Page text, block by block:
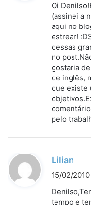
Oi
(assinei a
aqui no
estrear!
dessas
no
gostaria
de inglês,
que existe
pelo
Lilian
i
s
15/02/
tempo e